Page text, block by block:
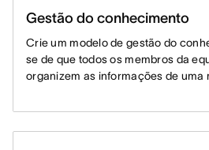
Gestão do conhecimento
Crie um modelo de gestão do
se de que todos os membros da
organizem as informações de uma